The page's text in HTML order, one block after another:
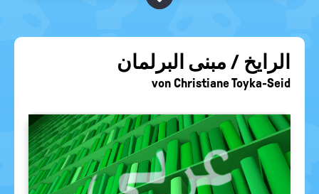
politische
EURE AKTUELLEN FRAGEN...
الرايخ / مبنى البرلمان
von Christiane Toyka-Seid